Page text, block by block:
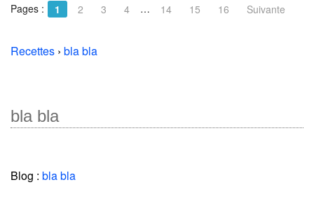
Pages : 1 2 3 4 … 14 15 16 Suivante
Recettes › bla bla
bla bla
Blog : bla bla